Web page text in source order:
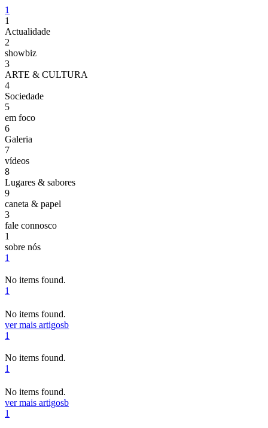
1
1
Actualidade
2
showbiz
3
ARTE & CULTURA
4
Sociedade
5
em foco
6
Galeria
7
vídeos
8
Lugares & sabores
9
caneta & papel
3
fale connosco
1
sobre nós
1
No items found.
1
No items found.
ver mais artigosb
1
No items found.
1
No items found.
ver mais artigosb
1